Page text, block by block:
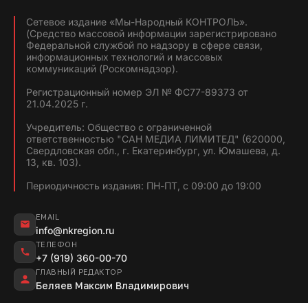
Сетевое издание «Мы-Народный КОНТРОЛЬ».
(Средство массовой информации зарегистрировано
Федеральной службой по надзору в сфере связи,
информационных технологий и массовых
коммуникаций (Роскомнадзор).
Регистрационный номер ЭЛ № ФС77-89373 от
21.04.2025 г.
Учредитель: Общество с ограниченной
ответственностью "САН МЕДИА ЛИМИТЕД" (620000,
Свердловская обл., г. Екатеринбург, ул. Юмашева, д.
13, кв. 103).
Периодичность издания: ПН-ПТ, с 09:00 до 19:00
EMAIL
info@nkregion.ru
ТЕЛЕФОН
+7 (919) 360-00-70
ГЛАВНЫЙ РЕДАКТОР
Беляев Максим Владимирович